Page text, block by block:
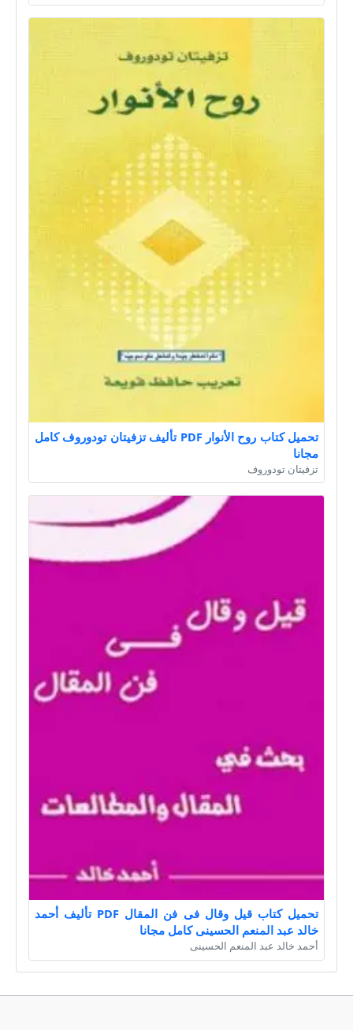
تحميل كتاب روح الأنوار PDF تأليف تزفيتان تودوروف كامل
مجانا
تزفيتان تودوروف
تحميل كتاب قيل وقال فى فن المقال PDF تأليف أحمد
خالد عبد المنعم الحسينى كامل مجانا
أحمد خالد عبد المنعم الحسينى